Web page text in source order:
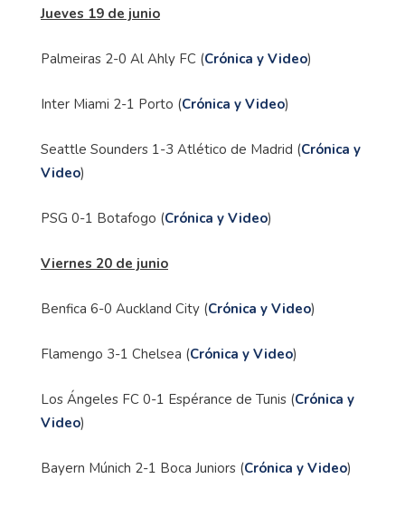
Jueves 19 de junio
Palmeiras 2-0 Al Ahly FC (Crónica y Video)
Inter Miami 2-1 Porto (Crónica y Video)
Seattle Sounders 1-3 Atlético de Madrid (Crónica y
Video)
PSG 0-1 Botafogo (Crónica y Video)
Viernes 20 de junio
Benfica 6-0 Auckland City (Crónica y Video)
Flamengo 3-1 Chelsea (Crónica y Video)
Los Ángeles FC 0-1 Espérance de Tunis (Crónica y
Video)
Bayern Múnich 2-1 Boca Juniors (Crónica y Video)